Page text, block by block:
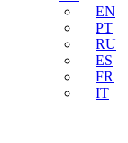
EN
PT
RU
ES
FR
IT